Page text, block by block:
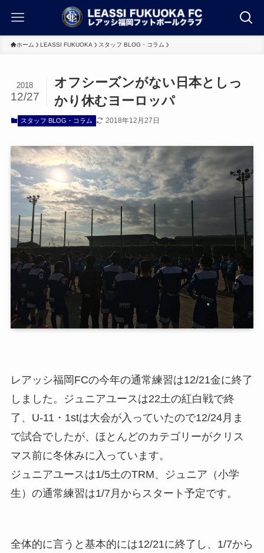
ホーム LEASSI FUKUOKA スタッフ BLOG・コラム
オフシーズンがない日本としっ
かり休むヨーロッパ
2018
12/27
スタッフ BLOG・コラム 2018年12月27日
レアッシ福岡FCの今年の通常練習は12/21金に終了
しました。ジュニアユースは22土の紅白戦で終
了、U-11・1stは大会が入っていたので12/24月ま
で試合でしたが、ほとんどのカテゴリーがクリス
マス前に冬休みに入っています。
ジュニアユースは1/5土のTRM、ジュニア（小学
生）の通常練習は1/7月からスタート予定です。
全体的に言うと基本的には12/21に終了し、1/7から